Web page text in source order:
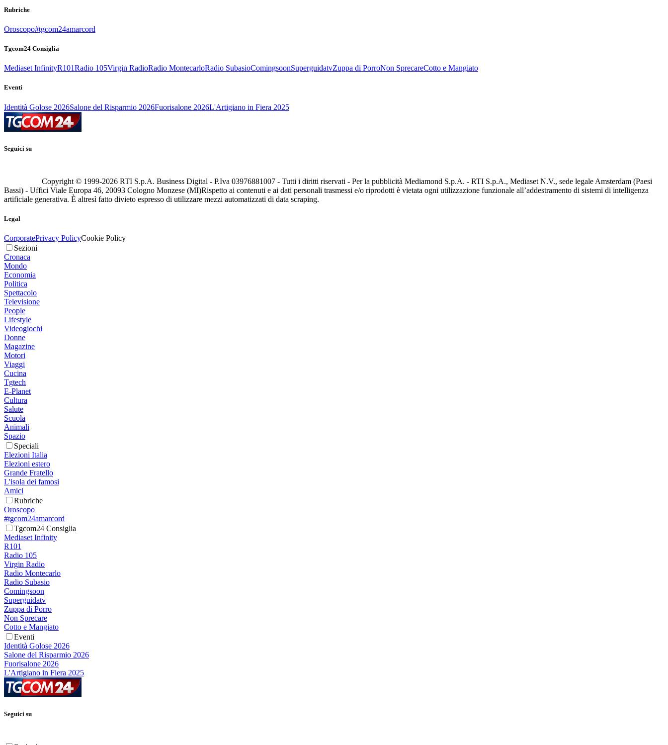
Rubriche
Oroscopo#tgcom24amarcord
Tgcom24 Consiglia
Mediaset InfinityR101Radio 105Virgin RadioRadio MontecarloRadio SubasioComingsoonSuperguidatvZuppa di PorroNon SprecareCotto e Mangiato
Eventi
Identità Golose 2026Salone del Risparmio 2026Fuorisalone 2026L'Artigiano in Fiera 2025
Seguici su
Copyright © 1999-2026 RTI S.p.A. Business Digital - P.Iva 03976881007 - Tutti i diritti riservati - Per la pubblicità Mediamond S.p.A. - RTI S.p.A., Mediaset N.V., sede legale Amsterdam (Paesi
Bassi) - Uffici Viale Europa 46, 20093 Cologno Monzese (MI)Rispetto ai contenuti e ai dati personali trasmessi e/o riprodotti è vietata ogni utilizzazione funzionale all’addestramento di sistemi di intelligenza
artificiale generativa. È altresì fatto divieto espresso di utilizzare mezzi automatizzati di data scraping.
Legal
CorporatePrivacy PolicyCookie Policy
Sezioni
Cronaca
Mondo
Economia
Politica
Spettacolo
Televisione
People
Lifestyle
Videogiochi
Donne
Magazine
Motori
Viaggi
Cucina
Tgtech
E-Planet
Cultura
Salute
Scuola
Animali
Spazio
Speciali
Elezioni Italia
Elezioni estero
Grande Fratello
L'isola dei famosi
Amici
Rubriche
Oroscopo
#tgcom24amarcord
Tgcom24 Consiglia
Mediaset Infinity
R101
Radio 105
Virgin Radio
Radio Montecarlo
Radio Subasio
Comingsoon
Superguidatv
Zuppa di Porro
Non Sprecare
Cotto e Mangiato
Eventi
Identità Golose 2026
Salone del Risparmio 2026
Fuorisalone 2026
L'Artigiano in Fiera 2025
Seguici su